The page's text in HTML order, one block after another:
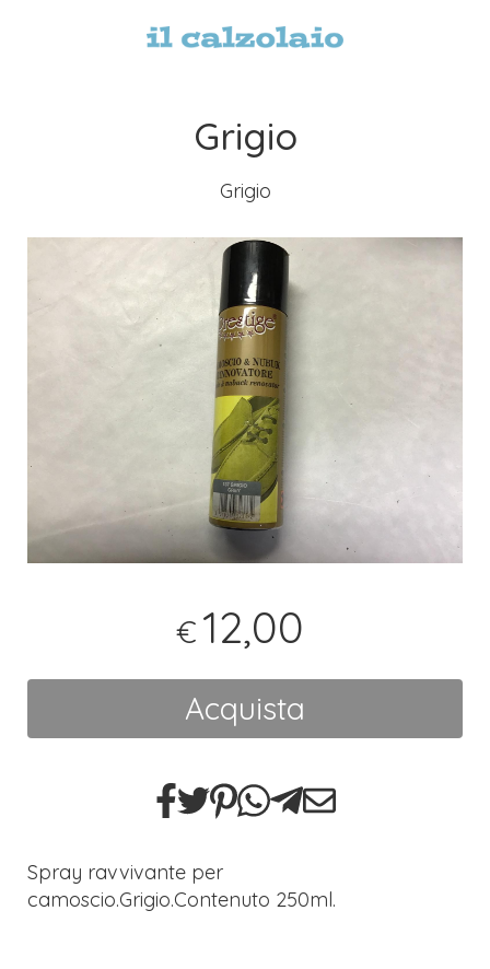
Grigio
Grigio
€ 12,00
Acquista
Spray ravvivante per
camoscio.Grigio.Contenuto 250ml.